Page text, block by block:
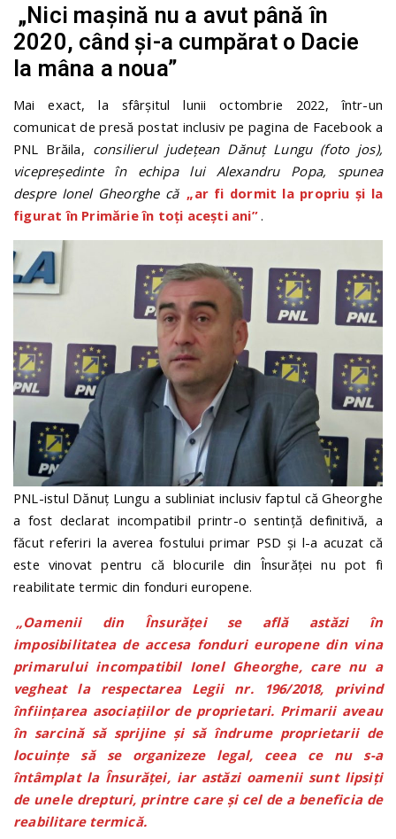
„Nici maşină nu a avut până în
2020, când şi-a cumpărat o Dacie
la mâna a noua”
Mai exact, la sfârșitul lunii octombrie 2022, într-un
comunicat de presă postat inclusiv pe pagina de Facebook a
PNL Brăila, consilierul județean Dănuț Lungu (foto jos),
vicepreședinte în echipa lui Alexandru Popa, spunea
despre Ionel Gheorghe că „ar fi dormit la propriu şi la
figurat în Primărie în toţi aceşti ani”.
PNL-istul Dănuț Lungu a subliniat inclusiv faptul că Gheorghe
a fost declarat incompatibil printr-o sentință definitivă, a
făcut referiri la averea fostului primar PSD și l-a acuzat că
este vinovat pentru că blocurile din Însurăței nu pot fi
reabilitate termic din fonduri europene.
„Oamenii din Însurăţei se află astăzi în
imposibilitatea de accesa fonduri europene din vina
primarului incompatibil Ionel Gheorghe, care nu a
vegheat la respectarea Legii nr. 196/2018, privind
înfiinţarea asociaţiilor de proprietari. Primarii aveau
în sarcină să sprijine şi să îndrume proprietarii de
locuinţe să se organizeze legal, ceea ce nu s-a
întâmplat la Însurăţei, iar astăzi oamenii sunt lipsiţi
de unele drepturi, printre care şi cel de a beneficia de
reabilitare termică.